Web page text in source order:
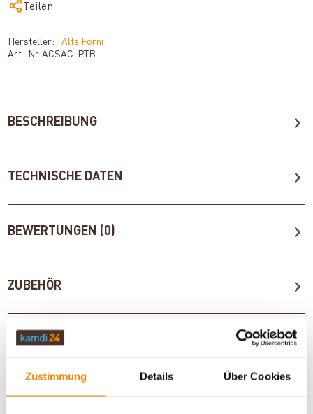
Zustimmung Details Über Cookies
Teilen
Hersteller:
Alfa Forni
Art.-Nr.ACSAC-PTB
BESCHREIBUNG
TECHNISCHE DATEN
BEWERTUNGEN (0)
ZUBEHÖR
WICHTIGE INFOS